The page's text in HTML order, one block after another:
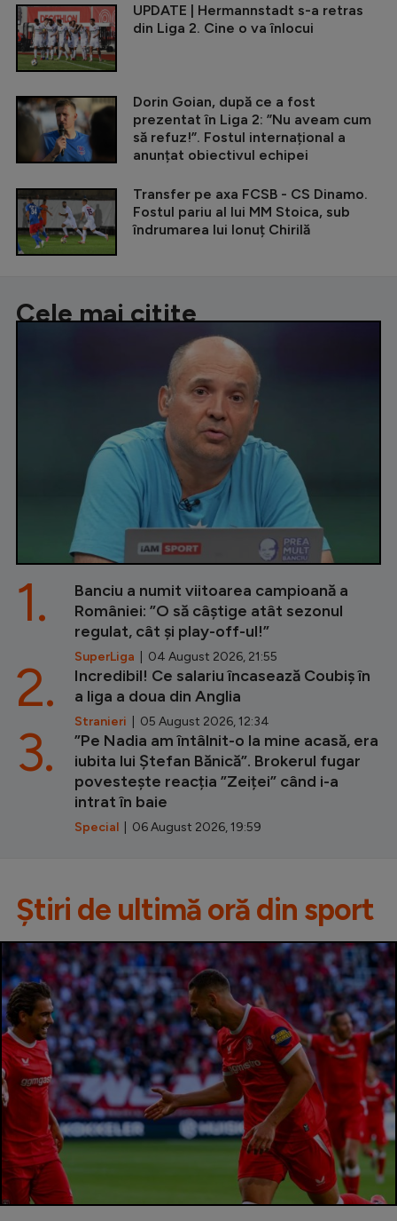
UPDATE | Hermannstadt s-a retras
din Liga 2. Cine o va înlocui
Dorin Goian, după ce a fost
prezentat în Liga 2: ”Nu aveam cum
să refuz!”. Fostul internațional a
anunțat obiectivul echipei
Transfer pe axa FCSB - CS Dinamo.
Fostul pariu al lui MM Stoica, sub
îndrumarea lui Ionuț Chirilă
Cele mai citite
Banciu a numit viitoarea campioană a
României: ”O să câștige atât sezonul
regulat, cât și play-off-ul!”
SuperLiga | 04 August 2026, 21:55
1.
Incredibil! Ce salariu încasează Coubiș în
a liga a doua din Anglia
Stranieri | 05 August 2026, 12:34
2.
”Pe Nadia am întâlnit-o la mine acasă, era
iubita lui Ștefan Bănică”. Brokerul fugar
povestește reacția ”Zeiței” când i-a
intrat în baie
Special | 06 August 2026, 19:59
3.
Știri de ultimă oră din sport